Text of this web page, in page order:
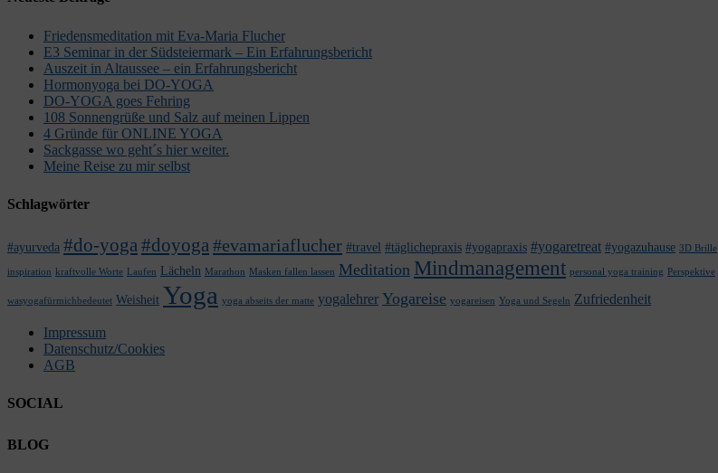
Friedensmeditation mit Eva-Maria Flucher
E3 Seminar in der Südsteiermark – Ein Erfahrungsbericht
Auszeit in Altaussee – ein Erfahrungsbericht
Hormonyoga bei DO-YOGA
DO-YOGA goes Fehring
108 Sonnengrüße und Salz auf meinen Lippen
4 Gründe für ONLINE YOGA
Sackgasse wo geht´s hier weiter.
Meine Reise zu mir selbst
Schlagwörter
#ayurveda #do-yoga#doyoga#evamariaflucher #travel #täglichepraxis #yogapraxis #yogaretreat #yogazuhause 3D Brille
inspiration kraftvolle Worte Laufen Lächeln Marathon Masken fallen lassen Meditation Mindmanagement personal yoga training Perspektive
wasyogafürmichbedeutet Weisheit Yoga yoga abseits der matte yogalehrer Yogareise yogareisen Yoga und Segeln Zufriedenheit
Impressum
Datenschutz/Cookies
AGB
SOCIAL
Facebook
Twitter
E-
LinkedIn
YouTube
Instagram
BLOG